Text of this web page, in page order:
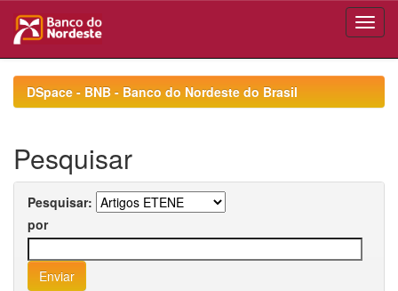
navigationDSpace - BNB - Banco do Nordeste do Brasil
Pesquisar
Pesquisar:
por